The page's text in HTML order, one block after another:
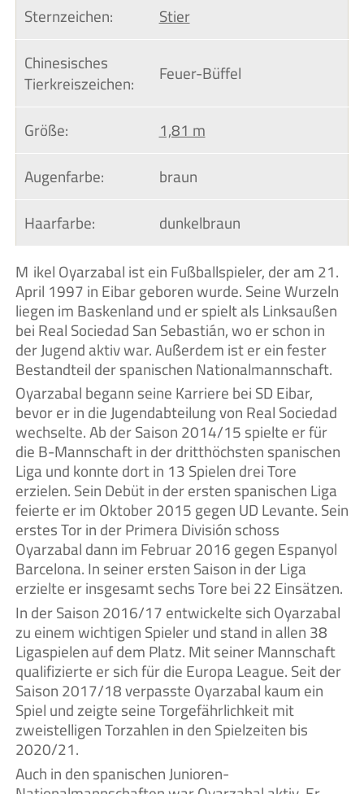
Sternzeichen:
Stier
Chinesisches
Tierkreiszeichen:
Feuer-Büffel
Größe:
1,81 m
Augenfarbe:
braun
Haarfarbe:
dunkelbraun
Mikel Oyarzabal ist ein Fußballspieler, der am 21.
April 1997 in Eibar geboren wurde. Seine Wurzeln
liegen im Baskenland und er spielt als Linksaußen
bei Real Sociedad San Sebastián, wo er schon in
der Jugend aktiv war. Außerdem ist er ein fester
Bestandteil der spanischen Nationalmannschaft.
Oyarzabal begann seine Karriere bei SD Eibar,
bevor er in die Jugendabteilung von Real Sociedad
wechselte. Ab der Saison 2014/15 spielte er für
die B-Mannschaft in der dritthöchsten spanischen
Liga und konnte dort in 13 Spielen drei Tore
erzielen. Sein Debüt in der ersten spanischen Liga
feierte er im Oktober 2015 gegen UD Levante. Sein
erstes Tor in der Primera División schoss
Oyarzabal dann im Februar 2016 gegen Espanyol
Barcelona. In seiner ersten Saison in der Liga
erzielte er insgesamt sechs Tore bei 22 Einsätzen.
In der Saison 2016/17 entwickelte sich Oyarzabal
zu einem wichtigen Spieler und stand in allen 38
Ligaspielen auf dem Platz. Mit seiner Mannschaft
qualifizierte er sich für die Europa League. Seit der
Saison 2017/18 verpasste Oyarzabal kaum ein
Spiel und zeigte seine Torgefährlichkeit mit
zweistelligen Torzahlen in den Spielzeiten bis
2020/21.
Auch in den spanischen Junioren-